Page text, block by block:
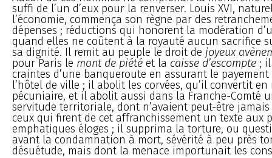
suffi de l’un d’eux pour la renverser. Louis XVI,
l’économie, commença son règne par des
dépenses ; réductions qui honorent la modération
quand elles ne coûtent à la royauté aucun sacrifice
sa dignité. Il remit au peuple le droit de joyeux
pour Paris le mont de piété et la caisse d’escompte ;
craintes d’une banqueroute en assurant le
l’hôtel de ville ; il abolit les corvées, qu’il convertit
pécuniaire, et il abolit aussi dans la Franche-Comté
servitude territoriale, dont n’avaient peut-être
ceux qui firent de cet affranchissement un texte aux
emphatiques éloges ; il supprima la torture, ou
avant la condamnation à mort, sévérité à peu près
désuétude, mais dont la menace importunait les